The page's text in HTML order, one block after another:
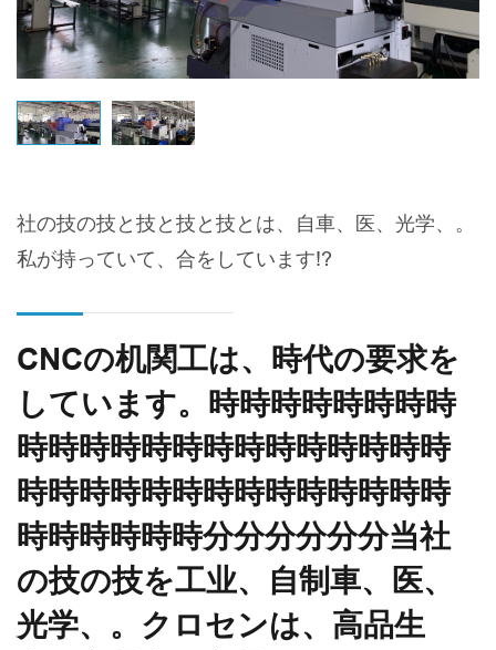
社の技の技と技と技と技とは、自車、医、光学、。
私が持っていて、合をしています!?
CNCの机関工は、時代の要求を
しています。時時時時時時時時
時時時時時時時時時時時時時時
時時時時時時時時時時時時時時
時時時時時時分分分分分分当社
の技の技を工业、自制車、医、
光学、。クロセンは、高品生